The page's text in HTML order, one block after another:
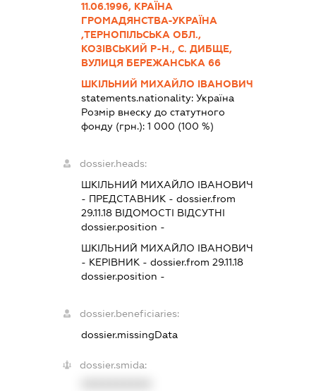
11.06.1996, КРАЇНА
ГРОМАДЯНСТВА-УКРАЇНА
,ТЕРНОПІЛЬСЬКА ОБЛ.,
КОЗІВСЬКИЙ Р-Н., С. ДИБЩЕ,
ВУЛИЦЯ БЕРЕЖАНСЬКА 66
ШКІЛЬНИЙ МИХАЙЛО ІВАНОВИЧ
statements.nationality:Україна
Розмір внеску до статутного
фонду (грн.):1 000 (100 %)
dossier.heads:
ШКІЛЬНИЙ МИХАЙЛО ІВАНОВИЧ
- ПРЕДСТАВНИК - dossier.from
29.11.18 ВІДОМОСТІ ВІДСУТНІ
dossier.position -
ШКІЛЬНИЙ МИХАЙЛО ІВАНОВИЧ
- КЕРІВНИК - dossier.from 29.11.18
dossier.position -
dossier.beneficiaries:
dossier.missingData
dossier.smida: